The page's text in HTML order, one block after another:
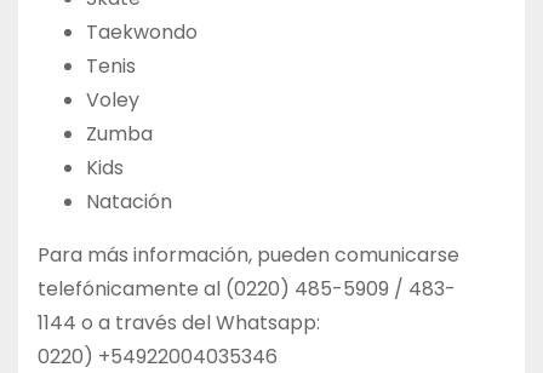
Taekwondo
Tenis
Voley
Zumba
Kids
Natación
Para más información, pueden comunicarse
telefónicamente al (0220) 485-5909 / 483-
1144 o a través del Whatsapp:
0220) +54922004035346